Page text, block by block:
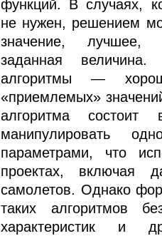
функций. В случаях,
не нужен, решением
значение, лучшее,
заданная величина.
алгоритмы —
«приемлемых»
алгоритма состоит
манипулировать
параметрами, что
проектах, включая
самолетов. Однако
таких алгоритмов
характеристик и